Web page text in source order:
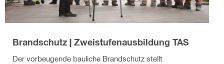
Brandschutz | Zweistufenausbildung TAS
Der vorbeugende bauliche Brandschutz stellt